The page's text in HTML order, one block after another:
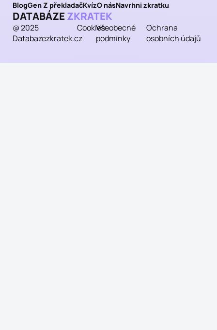
BlogGen Z překladačKvízO násNavrhni zkratku
DATABÁZEZKRATEK
@ 2025
Databazezkratek.cz
CookiesVšeobecné
podmínky
Ochrana
osobních údajů